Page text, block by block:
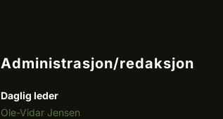
Administrasjon/redaksjon
Daglig leder
Ole-Vidar Jensen